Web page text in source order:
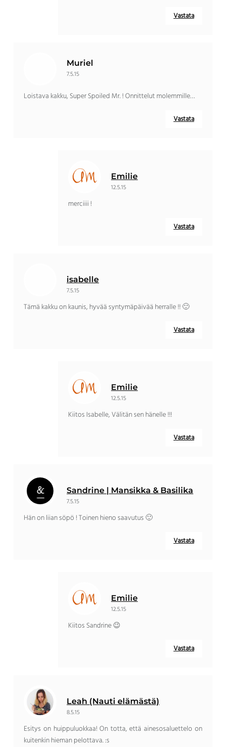
Vastata
Muriel
7.5.15
Loistava kakku, Super Spoiled Mr. ! Onnittelut molemmille…
Vastata
Emilie
12.5.15
merciiii !
Vastata
isabelle
7.5.15
Tämä kakku on kaunis, hyvää syntymäpäivää herralle !! 🙂
Vastata
Emilie
12.5.15
Kiitos Isabelle, Välitän sen hänelle !!!
Vastata
Sandrine | Mansikka & Basilika
7.5.15
Hän on liian söpö ! Toinen hieno saavutus 🙂
Vastata
Emilie
12.5.15
Kiitos Sandrine 😉
Vastata
Leah (Nauti elämästä)
8.5.15
Esitys on huippuluokkaa! On totta, että ainesosaluettelo on
kuitenkin hieman pelottava. :s